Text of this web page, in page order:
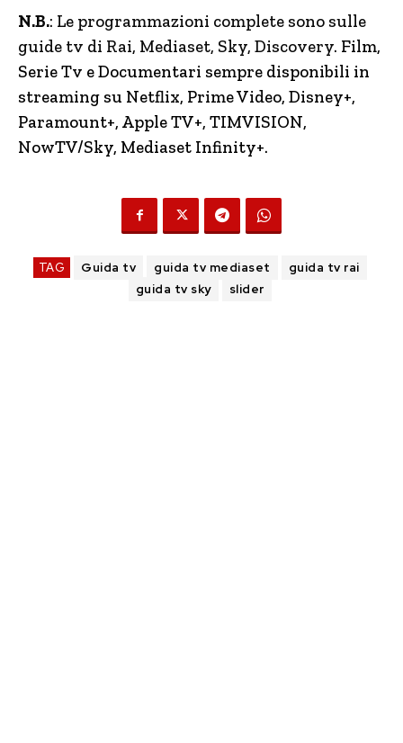
N.B.: Le programmazioni complete sono sulle
guide tv di Rai, Mediaset, Sky, Discovery. Film,
Serie Tv e Documentari sempre disponibili in
streaming su Netflix, Prime Video, Disney+,
Paramount+, Apple TV+, TIMVISION,
NowTV/Sky, Mediaset Infinity+.
TAG Guida tv guida tv mediaset
guida tv rai
guida tv sky
slider